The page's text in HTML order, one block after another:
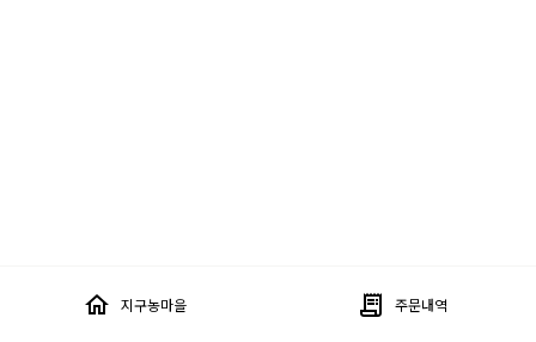
home 지구농마을 receipt_long 주문내역